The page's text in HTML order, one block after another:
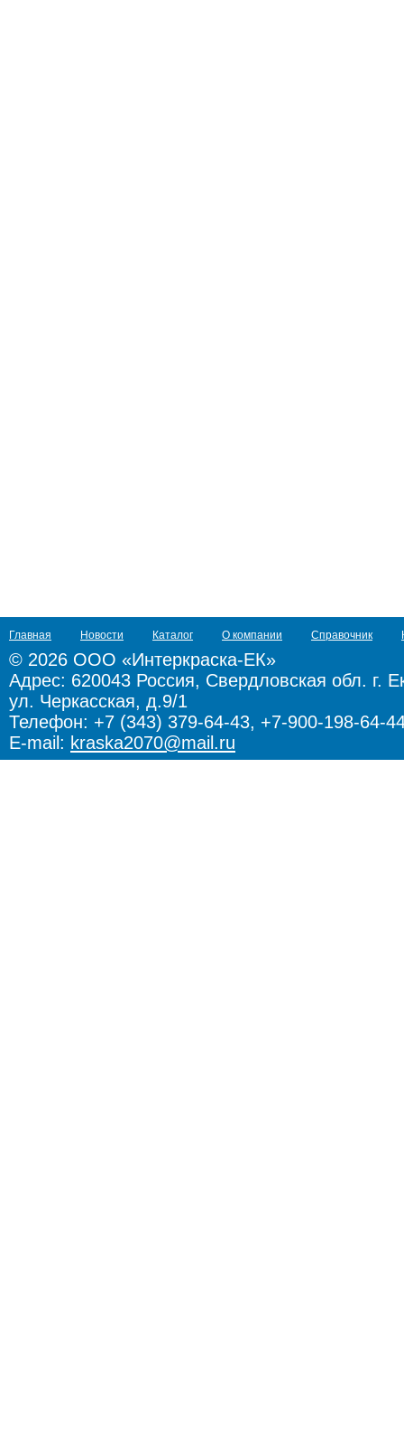
Главная Новости Каталог О компании Справочник
© 2026 ООО «Интеркраска-ЕК»
Адрес: 620043 Россия, Свердловская обл. г.
ул. Черкасская, д.9/1
Телефон: +7 (343) 379-64-43, +7-900-198-64-
E-mail: kraska2070@mail.ru